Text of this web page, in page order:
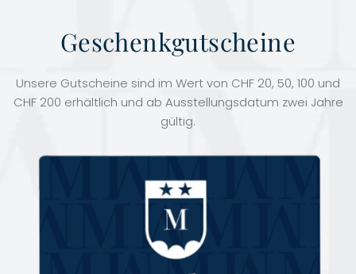
Geschenkgutscheine
Unsere Gutscheine sind im Wert von CHF 20, 50, 100 und
CHF 200 erhältlich und ab Ausstellungsdatum zwei Jahre
gültig.